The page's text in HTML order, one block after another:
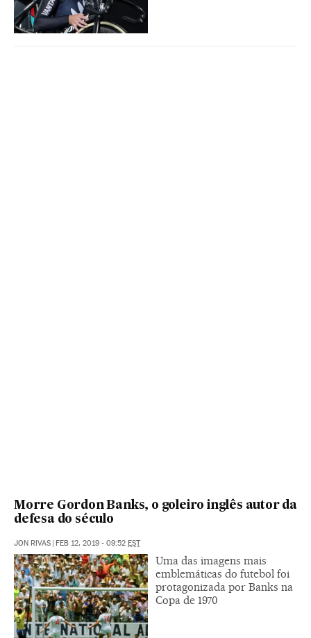
Morre Gordon Banks, o goleiro inglês autor da
defesa do século
JON RIVAS FEB 12, 2019 - 09:52 EST
Uma das imagens mais
emblemáticas do futebol foi
protagonizada por Banks na
Copa de 1970